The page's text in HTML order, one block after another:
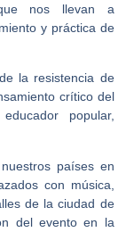
nos llevan a
y práctica de
la resistencia de
crítico del
popular,
países en
con música,
de la ciudad de
del evento en la